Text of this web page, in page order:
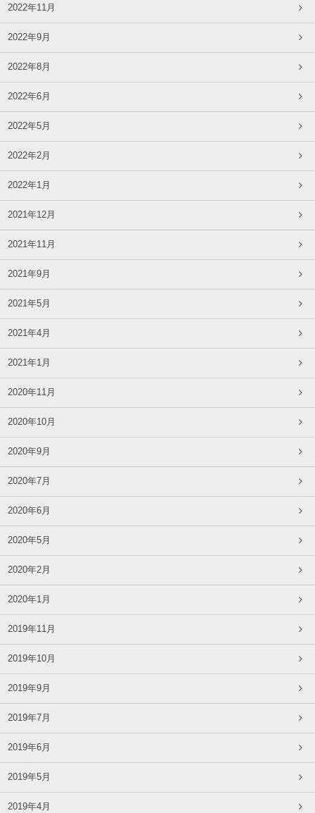
2022年11月
2022年9月
2022年8月
2022年6月
2022年5月
2022年2月
2022年1月
2021年12月
2021年11月
2021年9月
2021年5月
2021年4月
2021年1月
2020年11月
2020年10月
2020年9月
2020年7月
2020年6月
2020年5月
2020年2月
2020年1月
2019年11月
2019年10月
2019年9月
2019年7月
2019年6月
2019年5月
2019年4月